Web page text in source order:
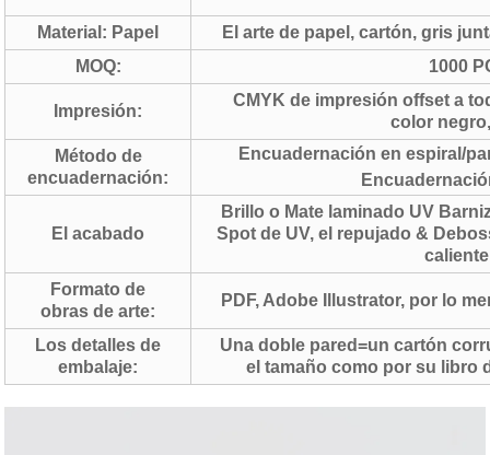
Material: Papel
El arte de papel, cartón, gris
MOQ:
1000
Impresión:
CMYK de impresión offset a
color
Método de
encuadernación:
Encuadernación en espiral/
El acabado
Brillo o Mate laminado UV
Spot de UV, el repujado &
Formato de
obras de arte:
PDF, Adobe Illustrator, por lo
Los detalles de
embalaje:
Una doble pared=un cartón
el tamaño como por su libro